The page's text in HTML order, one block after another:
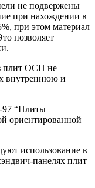
не подвержены
при нахождении в
при этом материал
позволяет
плит ОСП не
внутреннюю и
97 “Плиты
ориентированной
использование в
панелях плит